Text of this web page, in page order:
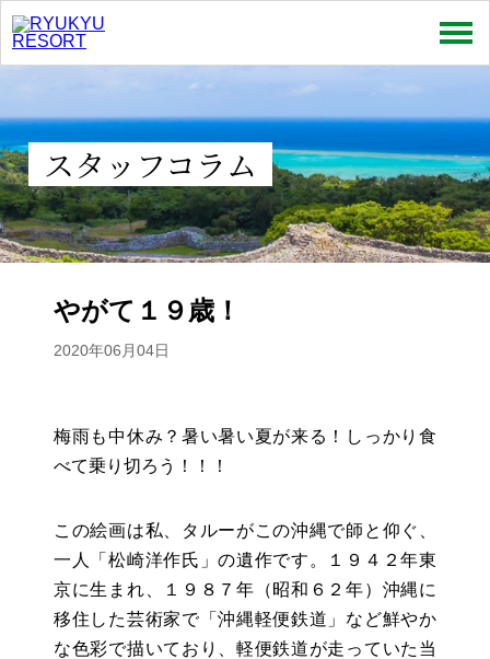
特集
お問い合わせ
お知らせ
スタッフコラム
プライバシーポリシー
スタッフコラム
やがて１９歳！
2020年06月04日
梅雨も中休み？暑い暑い夏が来る！しっかり食
べて乗り切ろう！！！
この絵画は私、タルーがこの沖縄で師と仰ぐ、
一人「松崎洋作氏」の遺作です。１９４２年東
京に生まれ、１９８７年（昭和６２年）沖縄に
移住した芸術家で「沖縄軽便鉄道」など鮮やか
な色彩で描いており、軽便鉄道が走っていた当